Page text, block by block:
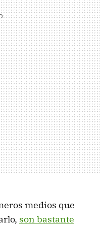
medios que
son bastante